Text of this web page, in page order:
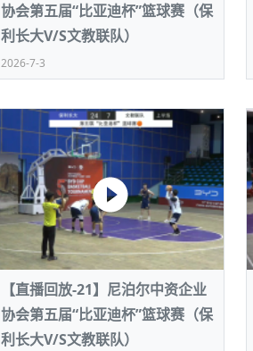
协会第五届“比亚迪杯”篮球赛（保
利长大V/S文教联队）
2026-7-3
【直播回放-21】尼泊尔中资企业
协会第五届“比亚迪杯”篮球赛（保
利长大V/S文教联队）